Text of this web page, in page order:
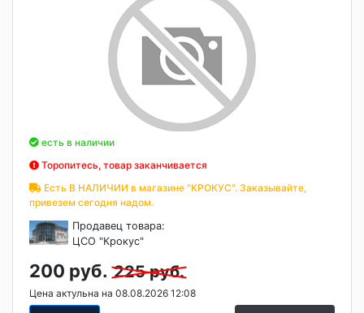
есть в наличии
Торопитесь, товар заканчивается
Есть В НАЛИЧИИ в магазине "КРОКУС". Заказывайте,
привезем сегодня надом.
Продавец товара:
ЦСО "Крокус"
200 руб. 225 руб.
Цена актульна на 08.08.2026 12:08